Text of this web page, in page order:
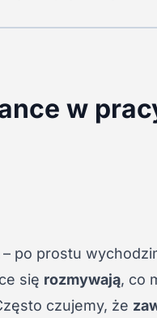
w
po prostu
się rozmywają, co
czujemy, że